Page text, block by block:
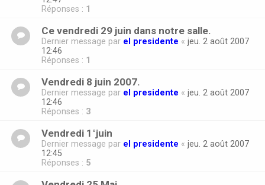
Réponses : 1
Ce vendredi 29 juin dans notre salle.
Dernier message par el presidente « jeu. 2 août 2007
12:46
Réponses : 1
Vendredi 8 juin 2007.
Dernier message par el presidente « jeu. 2 août 2007
12:46
Réponses : 3
Vendredi 1°juin
Dernier message par el presidente « jeu. 2 août 2007
12:45
Réponses : 5